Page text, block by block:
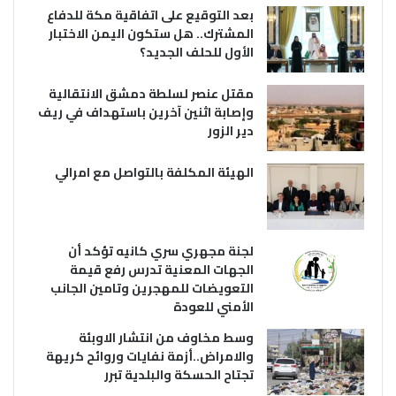
بعد التوقيع على اتفاقية مكة للدفاع
المشترك.. هل ستكون اليمن الاختبار
الأول للحلف الجديد؟
مقتل عنصر لسلطة دمشق الانتقالية
وإصابة اثنين آخرين باستهداف في ريف
دير الزور
الهيئة المكلفة بالتواصل مع امرالي
لجنة مجهري سري كانيه تؤكد أن
الجهات المعنية تدرس رفع قيمة
التعويضات للمهجرين وتامين الجانب
الأمني للعودة
وسط مخاوف من انتشار الاوبئة
والامراض..أزمة نفايات وروائح كريهة
تجتاح الحسكة والبلدية تبرر